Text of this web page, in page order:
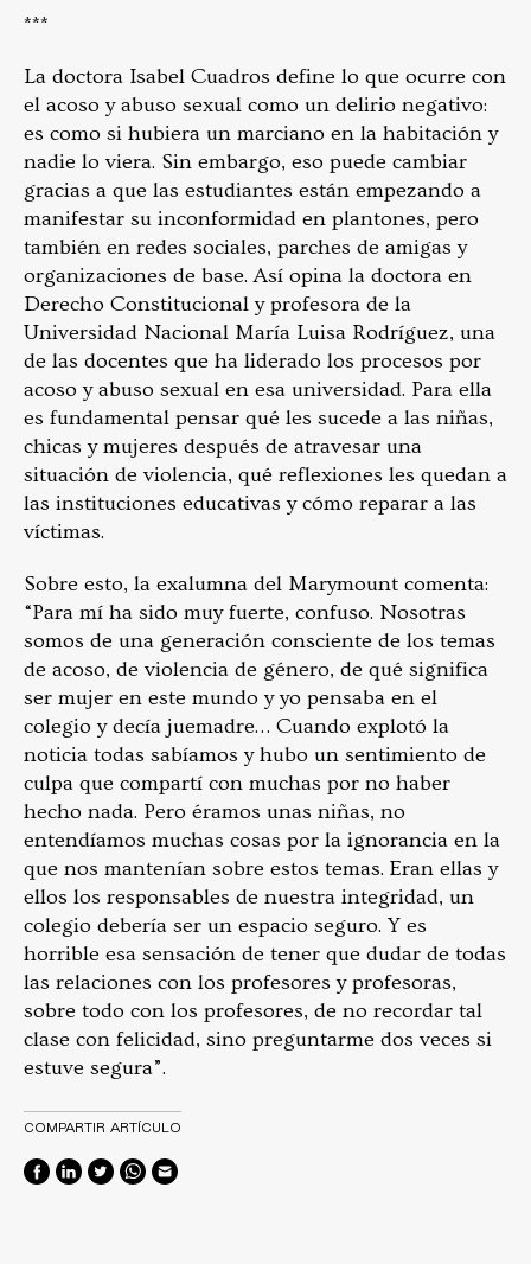
***
La doctora Isabel Cuadros define lo que ocurre con
el acoso y abuso sexual como un delirio negativo:
es como si hubiera un marciano en la habitación y
nadie lo viera. Sin embargo, eso puede cambiar
gracias a que las estudiantes están empezando a
manifestar su inconformidad en plantones, pero
también en redes sociales, parches de amigas y
organizaciones de base. Así opina la doctora en
Derecho Constitucional y profesora de la
Universidad Nacional María Luisa Rodríguez, una
de las docentes que ha liderado los procesos por
acoso y abuso sexual en esa universidad. Para ella
es fundamental pensar qué les sucede a las niñas,
chicas y mujeres después de atravesar una
situación de violencia, qué reflexiones les quedan a
las instituciones educativas y cómo reparar a las
víctimas.
Sobre esto, la exalumna del Marymount comenta:
“Para mí ha sido muy fuerte, confuso. Nosotras
somos de una generación consciente de los temas
de acoso, de violencia de género, de qué significa
ser mujer en este mundo y yo pensaba en el
colegio y decía juemadre… Cuando explotó la
noticia todas sabíamos y hubo un sentimiento de
culpa que compartí con muchas por no haber
hecho nada. Pero éramos unas niñas, no
entendíamos muchas cosas por la ignorancia en la
que nos mantenían sobre estos temas. Eran ellas y
ellos los responsables de nuestra integridad, un
colegio debería ser un espacio seguro. Y es
horrible esa sensación de tener que dudar de todas
las relaciones con los profesores y profesoras,
sobre todo con los profesores, de no recordar tal
clase con felicidad, sino preguntarme dos veces si
estuve segura”.
COMPARTIR ARTÍCULO